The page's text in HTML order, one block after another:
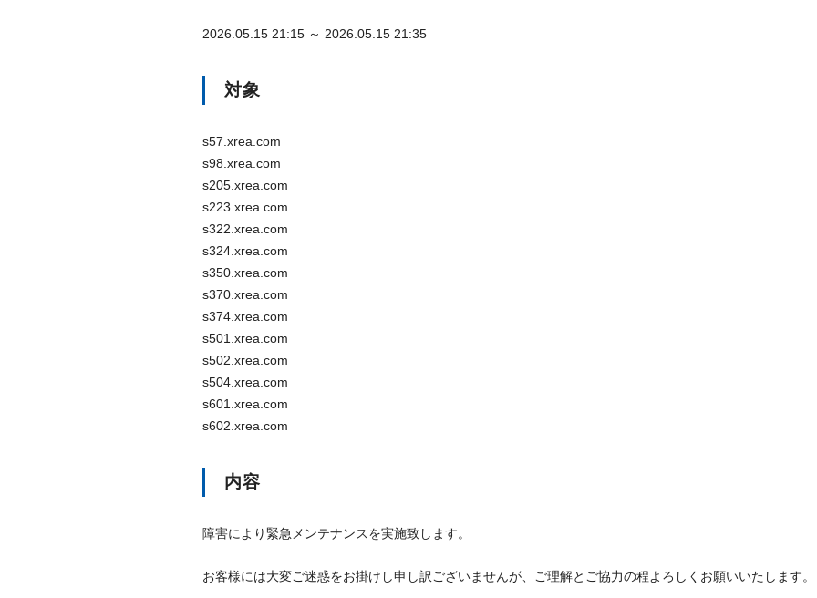
2026.05.15 21:15 ～ 2026.05.15 21:35
対象
s57.xrea.com
s98.xrea.com
s205.xrea.com
s223.xrea.com
s322.xrea.com
s324.xrea.com
s350.xrea.com
s370.xrea.com
s374.xrea.com
s501.xrea.com
s502.xrea.com
s504.xrea.com
s601.xrea.com
s602.xrea.com
内容
障害により緊急メンテナンスを実施致します。
お客様には大変ご迷惑をお掛けし申し訳ございませんが、ご理解とご協力の程よろしくお願いいたします。